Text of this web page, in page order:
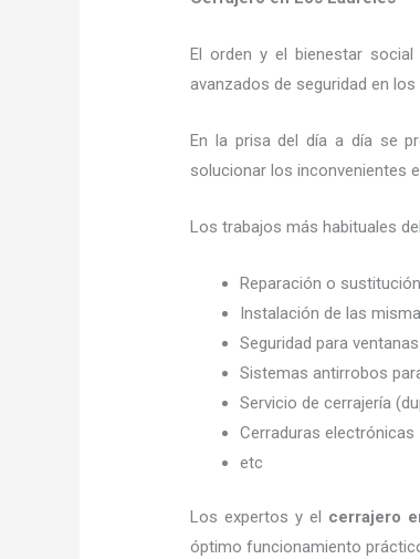
El orden y el bienestar
avanzados de seguridad en
En la prisa del día a día se
solucionar los inconvenientes
Los trabajos más habituales del
Reparación o
Instalación de las
Seguridad para
Sistemas antirrobos
Servicio de cerrajería
Cerraduras electrónicas
etc
Los expertos y el cerrajero
óptimo funcionamiento